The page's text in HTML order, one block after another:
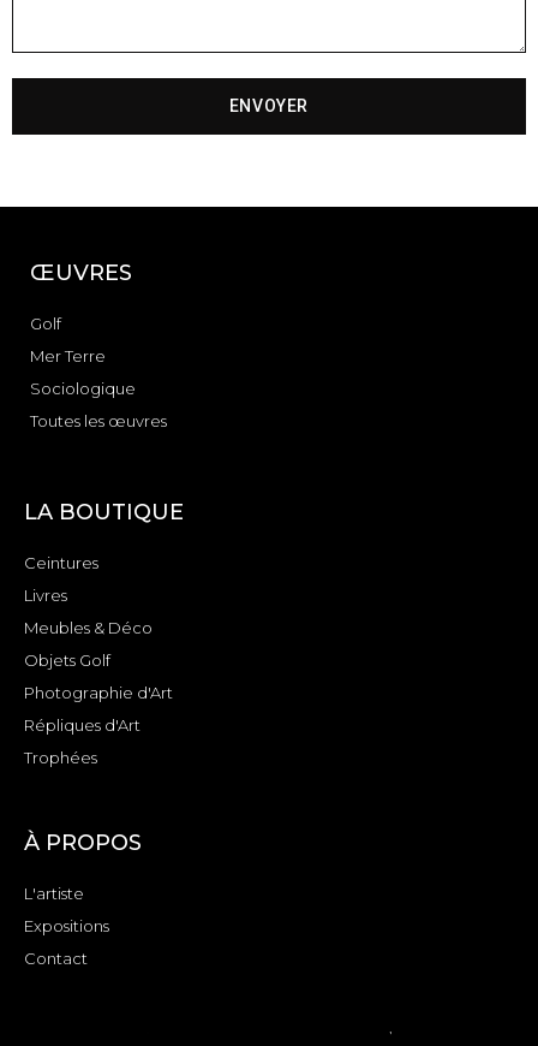
ENVOYER
ŒUVRES
Golf
Mer Terre
Sociologique
Toutes les œuvres
LA BOUTIQUE
Ceintures
Livres
Meubles & Déco
Objets Golf
Photographie d'Art
Répliques d'Art
Trophées
À PROPOS
L'artiste
Expositions
Contact